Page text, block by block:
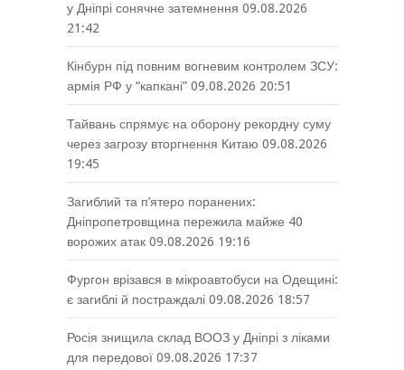
у Дніпрі сонячне затемнення 09.08.2026
21:42
Кінбурн під повним вогневим контролем ЗСУ:
армія РФ у “капкані” 09.08.2026 20:51
Тайвань спрямує на оборону рекордну суму
через загрозу вторгнення Китаю 09.08.2026
19:45
Загиблий та п’ятеро поранених:
Дніпропетровщина пережила майже 40
ворожих атак 09.08.2026 19:16
Фургон врізався в мікроавтобуси на Одещині:
є загиблі й постраждалі 09.08.2026 18:57
Росія знищила склад ВООЗ у Дніпрі з ліками
для передової 09.08.2026 17:37